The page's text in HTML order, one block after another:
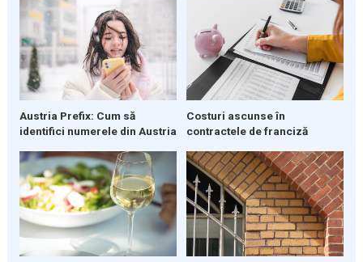
Austria Prefix: Cum să
identifici numerele din Austria
Costuri ascunse în
contractele de franciză